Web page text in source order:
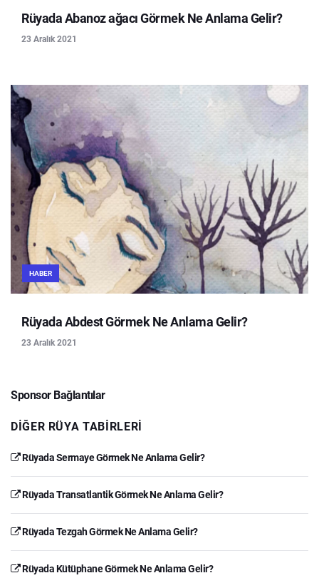
Rüyada Abanoz ağacı Görmek Ne Anlama Gelir?
23 Aralık 2021
HABER
Rüyada Abdest Görmek Ne Anlama Gelir?
23 Aralık 2021
Sponsor Bağlantılar
DIĞER RÜYA TABIRLERI
Rüyada Sermaye Görmek Ne Anlama Gelir?
Rüyada Transatlantik Görmek Ne Anlama Gelir?
Rüyada Tezgah Görmek Ne Anlama Gelir?
Rüyada Kütüphane Görmek Ne Anlama Gelir?